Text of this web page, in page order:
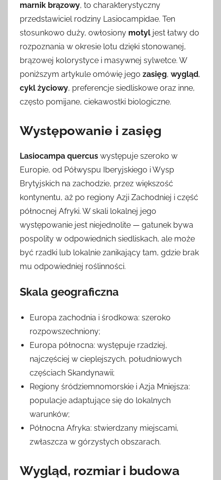
marnik brązowy, to charakterystyczny
przedstawiciel rodziny Lasiocampidae. Ten
stosunkowo duży, owłosiony motyl jest łatwy do
rozpoznania w okresie lotu dzięki stonowanej,
brązowej kolorystyce i masywnej sylwetce. W
poniższym artykule omówię jego zasięg, wygląd,
cykl życiowy, preferencje siedliskowe oraz inne,
często pomijane, ciekawostki biologiczne.
Występowanie i zasięg
Lasiocampa quercus występuje szeroko w
Europie, od Półwyspu Iberyjskiego i Wysp
Brytyjskich na zachodzie, przez większość
kontynentu, aż po regiony Azji Zachodniej i część
północnej Afryki. W skali lokalnej jego
występowanie jest niejednolite — gatunek bywa
pospolity w odpowiednich siedliskach, ale może
być rzadki lub lokalnie zanikający tam, gdzie brak
mu odpowiedniej roślinności.
Skala geograficzna
Europa zachodnia i środkowa: szeroko
rozpowszechniony;
Europa północna: występuje rzadziej,
najczęściej w cieplejszych, południowych
częściach Skandynawii;
Regiony śródziemnomorskie i Azja Mniejsza:
populacje adaptujące się do lokalnych
warunków;
Północna Afryka: stwierdzany miejscami,
zwłaszcza w górzystych obszarach.
Wygląd, rozmiar i budowa